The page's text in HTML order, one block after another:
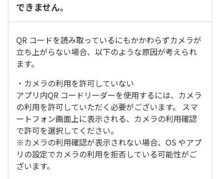
できません。
QR コードを読み取っているにもかかわらずカメラが
立ち上がらない場合、以下のような原因が考えられ
ます。
・カメラの利用を許可していない
アプリ内QR コードリーダーを使用するには、カメラ
の利用を許可していただく必要がございます。 スマ
ートフォン画面上に表示される、カメラの利用確認
で許可を選択してください。
※カメラの利用確認が表示されない場合、OS やアプ
リの設定でカメラの利用を拒否している可能性がご
ざいます。